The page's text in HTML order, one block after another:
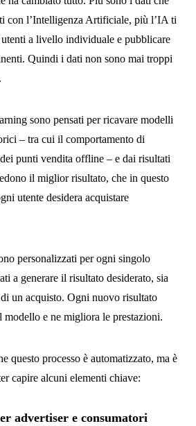
con l’Intelligenza Artificiale, più l’IA ti
a livello individuale e pubblicare
Quindi i dati non sono mai troppi
sono pensati per ricavare modelli
– tra cui il comportamento di
punti vendita offline – e dai risultati
il miglior risultato, che in questo
utente desidera acquistare
personalizzati per ogni singolo
a generare il risultato desiderato, sia
un acquisto. Ogni nuovo risultato
modello e ne migliora le prestazioni.
questo processo è automatizzato, ma è
capire alcuni elementi chiave:
advertiser e consumatori